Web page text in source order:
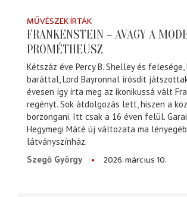
MŰVÉSZEK ÍRTÁK
FRANKENSTEIN – AVAGY A
PROMÉTHEUSZ
Kétszáz éve Percy B. Shelley és felesége,
baráttal, Lord Bayronnal írósdit
évesen így írta meg az ikonikussá vált
regényt. Sok átdolgozás lett, hiszen a
borzongani. Itt csak a 16 éven felül.
Hegymegi Máté új változata ma
látványszínház.
Szegő György
2026. március 10.